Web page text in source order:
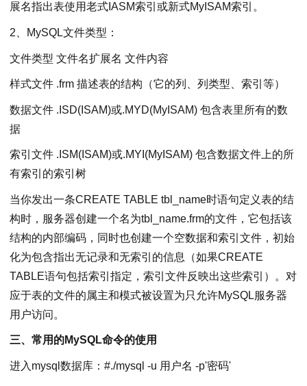
展名指出表使用老式IASM索引或新式MyISAM索引。
2、MySQL文件类型：
文件类型 文件名扩展名 文件内容
样式文件 .frm 描述表的结构（它的列、列类型、索引等）
数据文件 .ISD(ISAM)或.MYD(MyISAM) 包含表里所有的数
据
索引文件 .ISM(ISAM)或.MYI(MyISAM) 包含数据文件上的所
有索引的索引树
当你发出一条CREATE TABLE tbl_name时语句定义表的结
构时，服务器创建一个名为tbl_name.frm的文件，它包括该
结构的内部编码，同时也创建一个空数据和索引文件，初始
化为包含指出无记录和无索引的信息（如果CREATE
TABLE语句包括索引指定，索引文件反映出这些索引）。对
应于表的文件的属主和模式被设置为只允许MySQL服务器
用户访问。
三、常用的MySQL命令的使用
进入mysql数据库：#./mysql -u 用户名 -p'密码'